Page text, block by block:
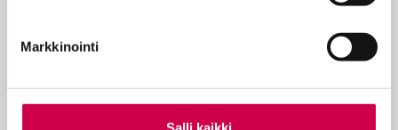
Markkinointi
Tilaa Sana